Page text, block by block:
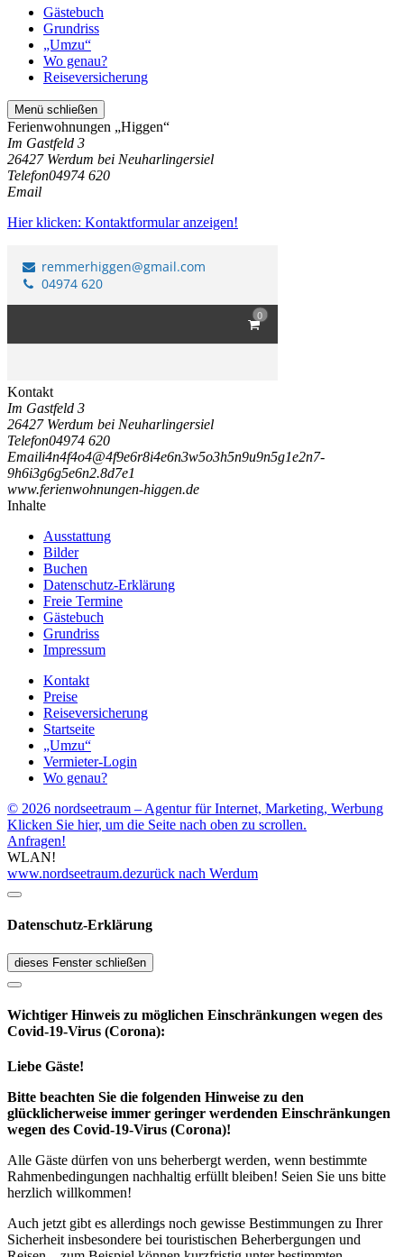
Gästebuch
Grundriss
„Umzu“
Wo genau?
Reiseversicherung
Menü schließen
Ferienwohnungen „Higgen“
Im Gastfeld 3
26427 Werdum bei Neuharlingersiel
Telefon04974 620
Email
Hier klicken: Kontaktformular anzeigen!
Kontakt
Im Gastfeld 3
26427 Werdum bei Neuharlingersiel
Telefon04974 620
Emaili4n4f4o4@4f9e6r8i4e6n3w5o3h5n9u9n5g1e2n7-
9h6i3g6g5e6n2.8d7e1
www.ferienwohnungen-higgen.de
Inhalte
Ausstattung
Bilder
Buchen
Datenschutz-Erklärung
Freie Termine
Gästebuch
Grundriss
Impressum
Kontakt
Preise
Reiseversicherung
Startseite
„Umzu“
Vermieter-Login
Wo genau?
© 2026 nordseetraum – Agentur für Internet, Marketing, Werbung
Klicken Sie hier, um die Seite nach oben zu scrollen.
Anfragen!
WLAN!
www.nordseetraum.dezurück nach Werdum
Datenschutz-Erklärung
dieses Fenster schließen
Wichtiger Hinweis zu möglichen Ein­schränk­ungen wegen des
Covid-19-Virus (Corona):
Liebe Gäste!
Bitte beachten Sie die folgenden Hinweise zu den
glücklicherweise immer geringer werdenden Einschränkungen
wegen des Covid-19-Virus (Corona)!
Alle Gäste dürfen von uns beherbergt werden, wenn bestimmte
Rahmenbedingungen nachhaltig erfüllt bleiben! Seien Sie uns bitte
herzlich willkommen!
Auch jetzt gibt es allerdings noch gewisse Bestimmungen zu Ihrer
Sicherheit insbesondere bei touristischen Beherbergungen und